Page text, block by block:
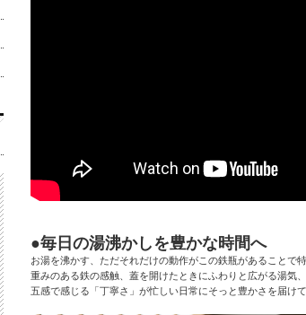
●毎日の湯沸かしを豊かな時間へ
お湯を沸かす、ただそれだけの動作がこの鉄瓶があることで
重みのある鉄の感触、蓋を開けたときにふわりと広がる湯気
五感で感じる「丁寧さ」が忙しい日常にそっと豊かさを届けて